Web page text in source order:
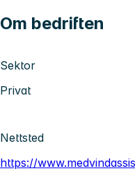
Om bedriften
Sektor
Privat
Nettsted
https://